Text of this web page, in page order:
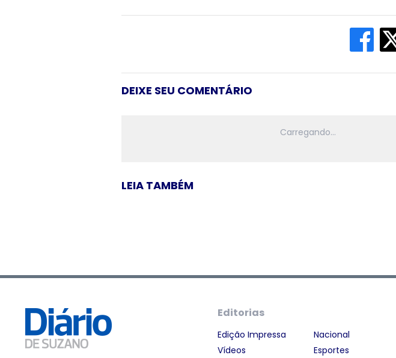
DEIXE SEU COMENTÁRIO
LEIA TAMBÉM
Editorias
Edição Impressa
Vídeos
Nacional
Esportes